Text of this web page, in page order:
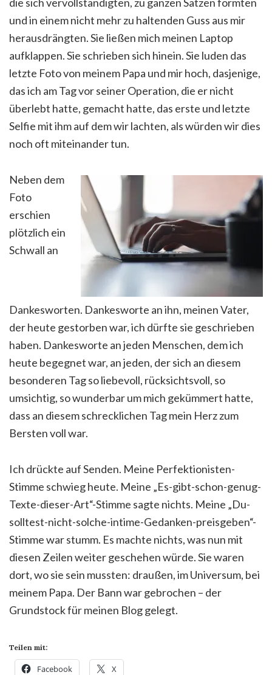
und in einem nicht mehr zu haltenden Guss aus mir
herausdrängten. Sie ließen mich meinen Laptop
aufklappen. Sie schrieben sich hinein. Sie luden das
letzte Foto von meinem Papa und mir hoch, dasjenige,
das ich am Tag vor seiner Operation, die er nicht
überlebt hatte, gemacht hatte, das erste und letzte
Selfie mit ihm auf dem wir lachten, als würden wir dies
noch oft miteinander tun.
Neben dem
Foto
erschien
plötzlich ein
Schwall an
Dankesworten. Dankesworte an ihn, meinen Vater,
der heute gestorben war, ich dürfte sie geschrieben
haben. Dankesworte an jeden Menschen, dem ich
heute begegnet war, an jeden, der sich an diesem
besonderen Tag so liebevoll, rücksichtsvoll, so
umsichtig, so wunderbar um mich gekümmert hatte,
dass an diesem schrecklichen Tag mein Herz zum
Bersten voll war.
Ich drückte auf Senden. Meine Perfektionisten-
Stimme schwieg heute. Meine „Es-gibt-schon-genug-
Texte-dieser-Art“-Stimme sagte nichts. Meine „Du-
solltest-nicht-solche-intime-Gedanken-preisgeben“-
Stimme war stumm. Es machte nichts, was nun mit
diesen Zeilen weiter geschehen würde. Sie waren
dort, wo sie sein mussten: draußen, im Universum, bei
meinem Papa. Der Bann war gebrochen – der
Grundstock für meinen Blog gelegt.
Teilen mit:
Facebook X